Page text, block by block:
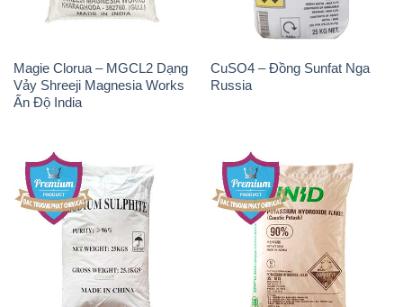
Magie Clorua – MGCL2 Dạng
Vảy Shreeji Magnesia Works
Ấn Độ India
CuSO4 – Đồng Sunfat Nga
Russia